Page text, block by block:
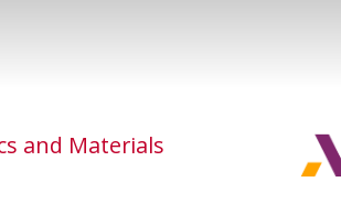
and Materials